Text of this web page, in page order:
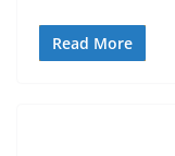
Read More